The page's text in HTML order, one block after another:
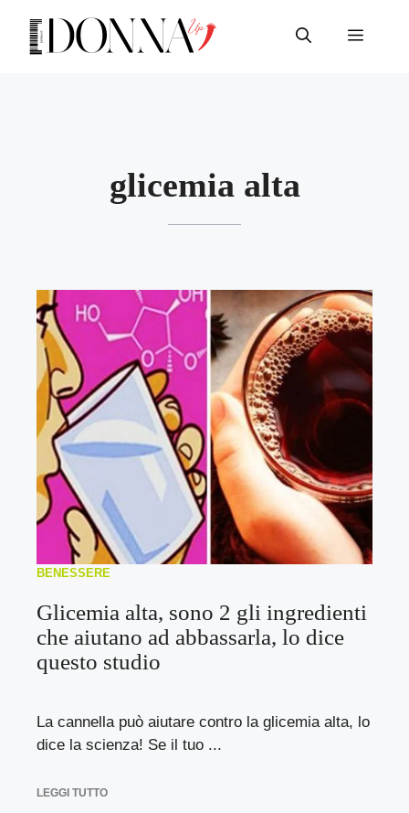
contenuto
Menu
glicemia alta
BENESSERE
Glicemia alta, sono 2 gli ingredienti
che aiutano ad abbassarla, lo dice
questo studio
La cannella può aiutare contro la glicemia alta, lo
dice la scienza! Se il tuo ...
LEGGI TUTTO